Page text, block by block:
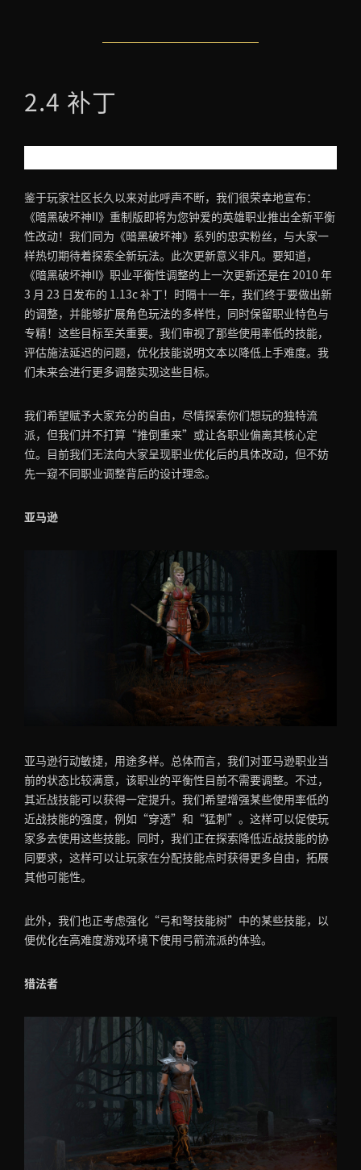
2.4 补丁
鉴于玩家社区长久以来对此呼声不断，我们很荣幸地宣布：
《暗黑破坏神II》重制版即将为您钟爱的英雄职业推出全新平衡
性改动！我们同为《暗黑破坏神》系列的忠实粉丝，与大家一
样热切期待着探索全新玩法。此次更新意义非凡。要知道，
《暗黑破坏神II》职业平衡性调整的上一次更新还是在 2010 年
3 月 23 日发布的 1.13c 补丁！时隔十一年，我们终于要做出新
的调整，并能够扩展角色玩法的多样性，同时保留职业特色与
专精！这些目标至关重要。我们审视了那些使用率低的技能，
评估施法延迟的问题，优化技能说明文本以降低上手难度。我
们未来会进行更多调整实现这些目标。
我们希望赋予大家充分的自由，尽情探索你们想玩的独特流
派，但我们并不打算“推倒重来”或让各职业偏离其核心定
位。目前我们无法向大家呈现职业优化后的具体改动，但不妨
先一窥不同职业调整背后的设计理念。
亚马逊
亚马逊行动敏捷，用途多样。总体而言，我们对亚马逊职业当
前的状态比较满意，该职业的平衡性目前不需要调整。不过，
其近战技能可以获得一定提升。我们希望增强某些使用率低的
近战技能的强度，例如“穿透”和“猛刺”。这样可以促使玩
家多去使用这些技能。同时，我们正在探索降低近战技能的协
同要求，这样可以让玩家在分配技能点时获得更多自由，拓展
其他可能性。
此外，我们也正考虑强化“弓和弩技能树”中的某些技能，以
便优化在高难度游戏环境下使用弓箭流派的体验。
猎法者